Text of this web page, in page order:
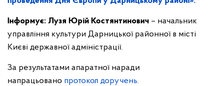
Інформує: Лузя Юрій Костянтинович – начальник
управління культури Дарницької районної в місті
Києві державної адміністрації.
За результатами апаратної наради
напрацьовано протокол доручень.